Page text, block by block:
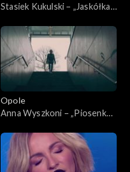
Stasiek Kukulski – „Jaskółka”.
Opole
Anna Wyszkoni – „Piosenka
63. KFPP: Koncert „Debiuty”